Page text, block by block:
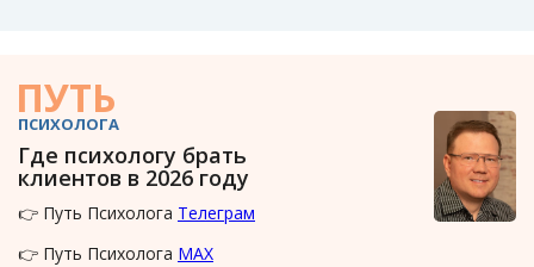
ПУТЬ
ПСИХОЛОГА
Где психологу брать
клиентов в 2026 году
👉 Путь Психолога Телеграм
👉 Путь Психолога MAX